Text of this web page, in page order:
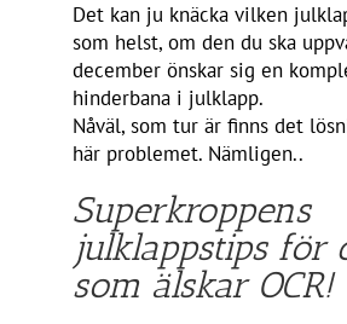
Det kan ju knäcka vilken
som helst, om den du ska
december önskar sig en
hinderbana i julklapp.
Nåväl, som tur är finns det
här problemet. Nämligen..
Superkroppens
julklappstips för
som älskar OCR!